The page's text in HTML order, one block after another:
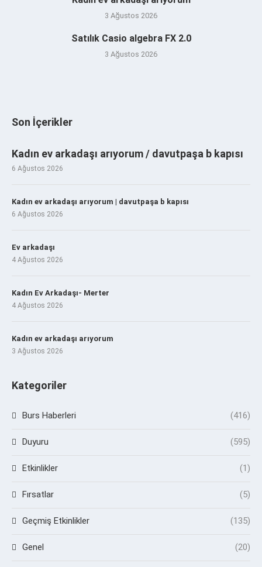
3 Ağustos 2026
Satılık Casio algebra FX 2.0
3 Ağustos 2026
Son İçerikler
Kadın ev arkadaşı arıyorum / davutpaşa b kapısı
6 Ağustos 2026
Kadın ev arkadaşı arıyorum | davutpaşa b kapısı
6 Ağustos 2026
Ev arkadaşı
4 Ağustos 2026
Kadın Ev Arkadaşı- Merter
4 Ağustos 2026
Kadın ev arkadaşı arıyorum
3 Ağustos 2026
Kategoriler
Burs Haberleri (416)
Duyuru (595)
Etkinlikler (1)
Fırsatlar (5)
Geçmiş Etkinlikler (135)
Genel (20)